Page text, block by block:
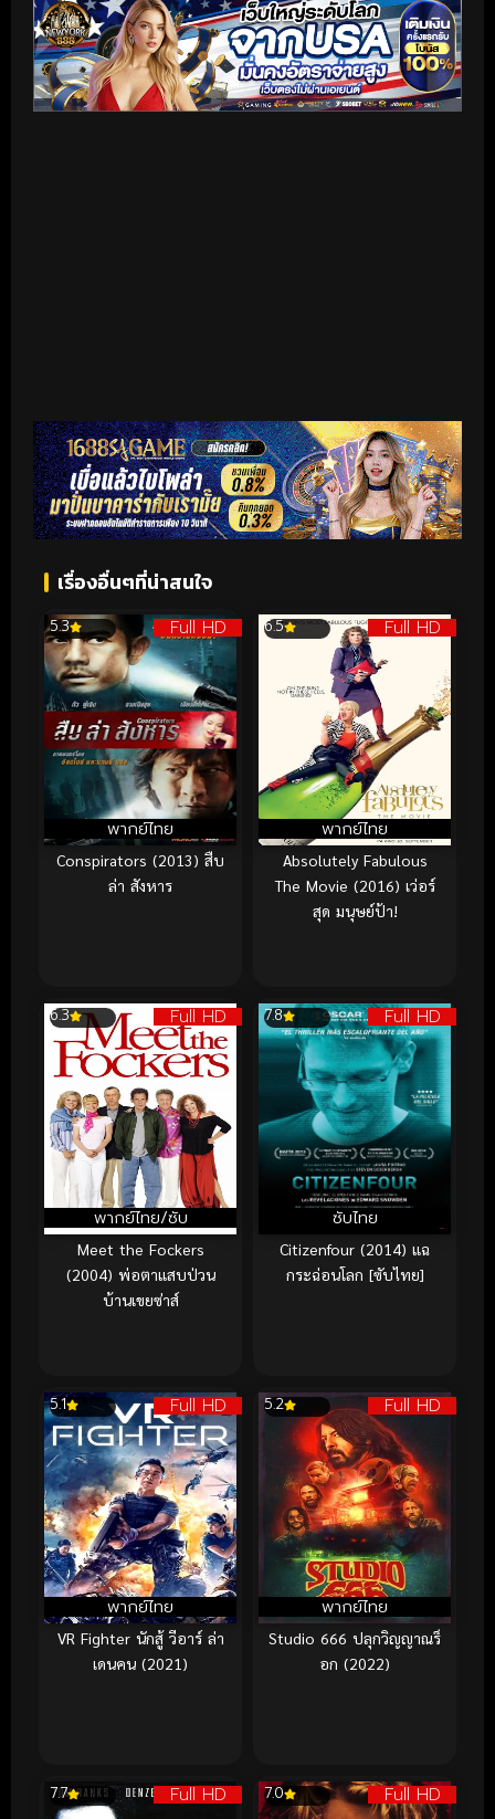
เรื่องอื่นๆที่น่าสนใจ
Full HD
พากย์ไทย
5.3
Conspirators (2013) สืบ
ล่า สังหาร
Full HD
พากย์ไทย
6.5
Absolutely Fabulous
The Movie (2016) เว่อร์
สุด มนุษย์ป้า!
Full HD
พากย์ไทย/ซับ
6.3
Meet the Fockers
(2004) พ่อตาแสบป่วน
บ้านเขยซ่าส์
Full HD
ซับไทย
7.8
Citizenfour (2014) แฉ
กระฉ่อนโลก [ซับไทย]
Full HD
พากย์ไทย
5.1
VR Fighter นักสู้ วีอาร์ ล่า
เดนคน (2021)
Full HD
พากย์ไทย
5.2
Studio 666 ปลุกวิญญาณร็
อก (2022)
Full HD
7.7 Full HD
7.0